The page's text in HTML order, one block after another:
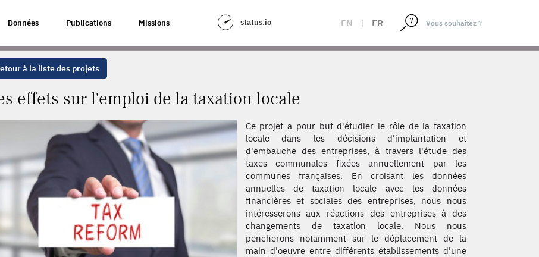
Données Publications Missions status.io EN | FR
TAXATION LOCALE
à la liste des projets
effets sur l'emploi de la taxation locale
Ce projet a pour but d'étudier le rôle de la taxation
locale dans les décisions d'implantation et
d'embauche des entreprises, à travers l'étude des
taxes communales fixées annuellement par les
communes françaises. En croisant les données
annuelles de taxation locale avec les données
financières et sociales des entreprises, nous nous
intéresserons aux réactions des entreprises à des
changements de taxation locale. Nous nous
pencherons notamment sur le déplacement de la
main d'oeuvre entre différents établissements d'une